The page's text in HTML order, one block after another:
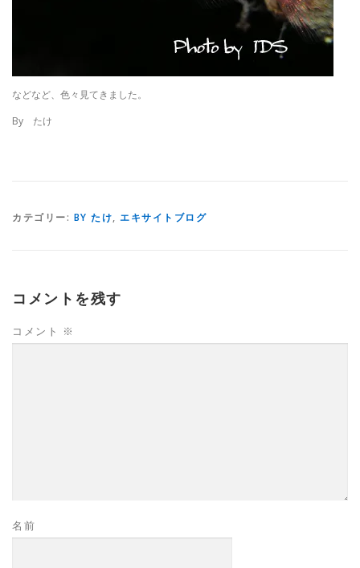
などなど、色々見てきました。
By たけ
カテゴリー: BY たけ, エキサイトブログ
コメントを残す
コメント ※
名前